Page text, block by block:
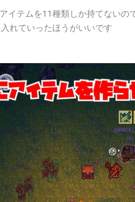
イテムを11種類しか持てないの
れていったほうがいいです